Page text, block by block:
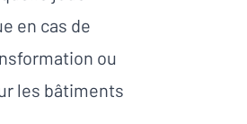
en cas de
ou
les bâtiments